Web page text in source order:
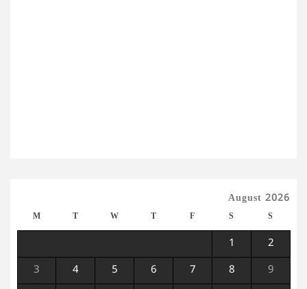
August 2026
M T W T F S S
1 2
3 4 5 6 7 8 9